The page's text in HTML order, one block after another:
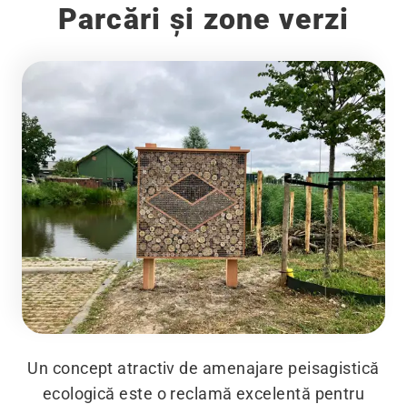
Parcări și zone verzi
Un concept atractiv de amenajare peisagistică
ecologică este o reclamă excelentă pentru